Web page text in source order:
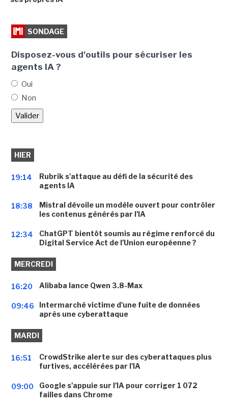
SONDAGE
Disposez-vous d'outils pour sécuriser les
agents IA ?
Oui
Non
HIER
19:14
Rubrik s'attaque au défi de la sécurité des
agents IA
18:38
Mistral dévoile un modèle ouvert pour contrôler
les contenus générés par l'IA
12:34
ChatGPT bientôt soumis au régime renforcé du
Digital Service Act de l'Union européenne ?
MERCREDI
16:20 Alibaba lance Qwen 3.8-Max
09:46
Intermarché victime d'une fuite de données
après une cyberattaque
MARDI
16:51
CrowdStrike alerte sur des cyberattaques plus
furtives, accélérées par l'IA
09:00
Google s'appuie sur l'IA pour corriger 1 072
failles dans Chrome